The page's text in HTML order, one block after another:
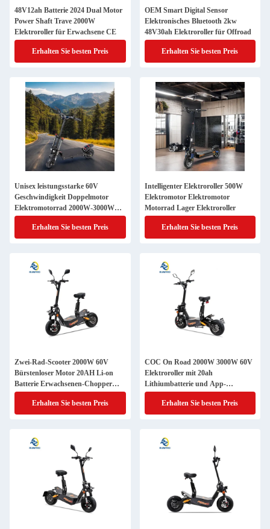
48V12ah Batterie 2024 Dual Motor
Power Shaft Trave 2000W
Elektroroller für Erwachsene CE
Erhalten Sie besten Preis
OEM Smart Digital Sensor
Elektronisches Bluetooth 2kw
48V30ah Elektroroller für Offroad
Erhalten Sie besten Preis
Unisex leistungsstarke 60V
Geschwindigkeit Doppelmotor
Elektromotorrad 2000W-3000W
Off-Road Scooter
Erhalten Sie besten Preis
Intelligenter Elektroroller 500W
Elektromotor Elektromotor
Motorrad Lager Elektroroller
Erhalten Sie besten Preis
Zwei-Rad-Scooter 2000W 60V
Bürstenloser Motor 20AH Li-on
Batterie Erwachsenen-Chopper
Citycoco
Erhalten Sie besten Preis
COC On Road 2000W 3000W 60V
Elektroroller mit 20ah
Lithiumbatterie und App-
Steuerung
Erhalten Sie besten Preis